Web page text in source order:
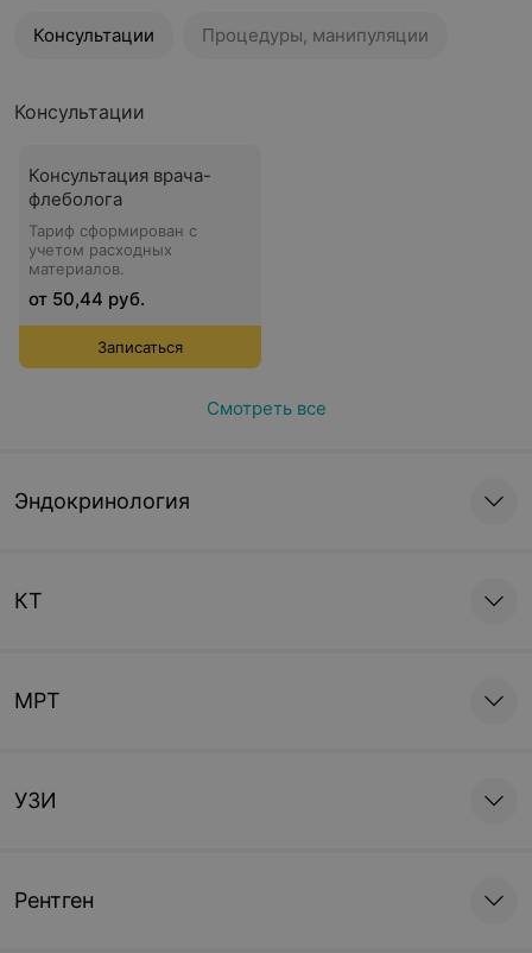
Консультации Процедуры, манипуляции
Консультации
Консультация врача-
флеболога
Тариф сформирован с
учетом расходных
материалов.
от 50,44 руб.
Записаться
Смотреть все
Эндокринология
КТ
МРТ
УЗИ
Рентген